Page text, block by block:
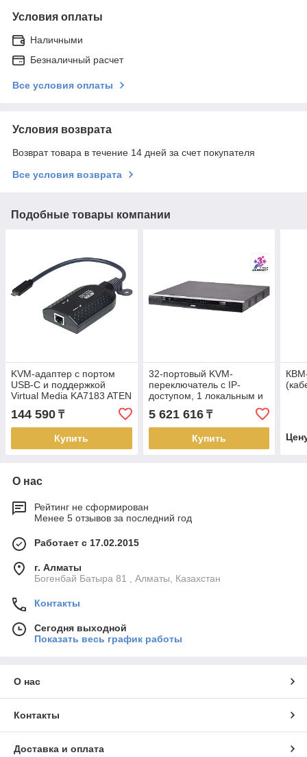
Условия оплаты
Наличными
Безналичный расчет
Все условия оплаты
Условия возврата
Возврат товара в течение 14 дней за счет покупателя
Все условия возврата
Подобные товары компании
KVM-адаптер с портом
USB-C и поддержкой
Virtual Media KA7183 ATEN
144 590 ₸
Купить
32-портовый KVM-
переключатель с IP-
доступом, 1 локальным и
4 удаленными сеансами
по Cat 5 KN4032VB ATEN
5 621 616₸
Купить
О нас
Рейтинг не сформирован
Менее 5 отзывов за последний год
Работает с 17.02.2015
г. Алматы
Богенбай Батыра 81 , Алматы, Казахстан
Контакты
Сегодня выходной
Показать весь график работы
О нас
Контакты
Доставка и оплата